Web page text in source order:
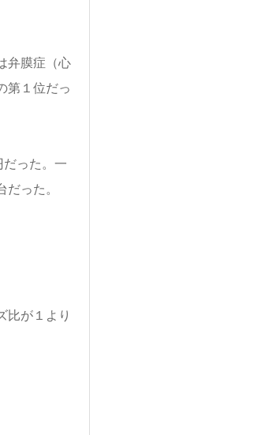
弁膜症（心
第１位だっ
った。一
った。
比が１より